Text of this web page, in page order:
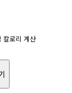
칼로리 계산